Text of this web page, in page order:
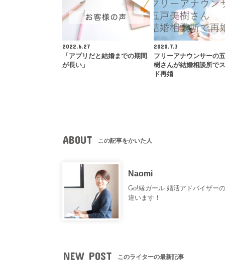
2022.6.27
「アプリだと結婚までの期間
が長い」
2020.7.3
フリーアナウンサーの
樹さんが結婚相談所で
ド再婚
ABOUT この記事をかいた人
Naomi
Go!縁ガール 婚活アドバイザー
違います！
NEW POST このライターの最新記事